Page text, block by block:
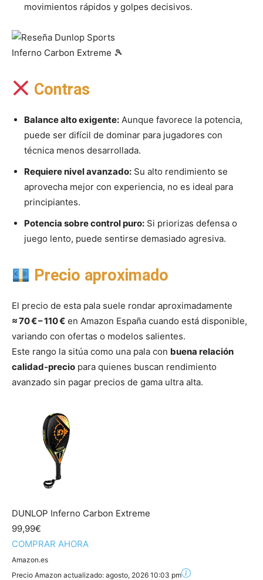
movimientos rápidos y golpes decisivos.
Contras
Balance alto exigente: Aunque favorece la potencia,
puede ser difícil de dominar para jugadores con
técnica menos desarrollada.
Requiere nivel avanzado: Su alto rendimiento se
aprovecha mejor con experiencia, no es ideal para
principiantes.
Potencia sobre control puro: Si priorizas defensa o
juego lento, puede sentirse demasiado agresiva.
Precio aproximado
El precio de esta pala suele rondar aproximadamente
≈ 70 € – 110 € en Amazon España cuando está disponible,
variando con ofertas o modelos salientes.
Este rango la sitúa como una pala con buena relación
calidad‑precio para quienes buscan rendimiento
avanzado sin pagar precios de gama ultra alta.
DUNLOP Inferno Carbon Extreme
99,99€
COMPRAR AHORA
Amazon.es
Precio Amazon actualizado: agosto, 2026 10:03 pm